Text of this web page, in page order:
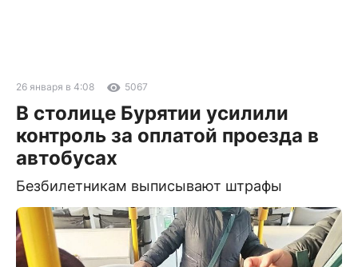
26 января в 4:08 5067
В столице Бурятии усилили
контроль за оплатой проезда в
автобусах
Безбилетникам выписывают штрафы